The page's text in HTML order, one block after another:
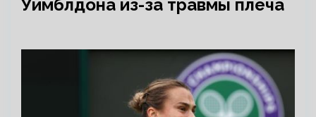
Уимблдона из-за травмы плеча